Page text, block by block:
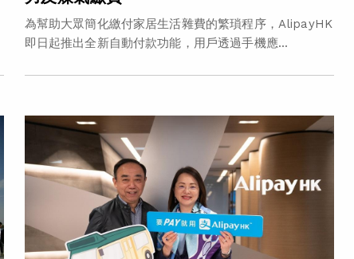
為幫助大眾簡化繳付家居生活雜費的繁瑣程序，AlipayHK
即日起推出全新自動付款功能，用戶透過手機應...